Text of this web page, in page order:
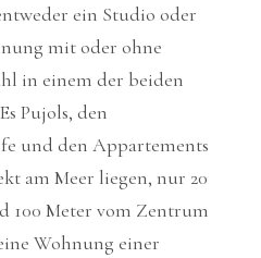
ein Studio oder
mit oder ohne
in einem der beiden
Pujols, den
und den Appartements
am Meer liegen, nur 20
100 Meter vom Zentrum
Wohnung einer